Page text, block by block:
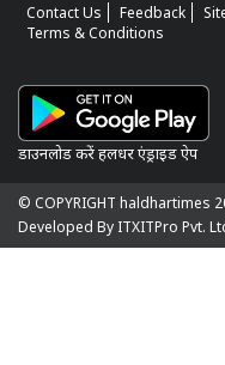
Contact Us Feedback
Terms & Conditions
डाउनलोड करें हलधर एंड्राइड ऐप
© COPYRIGHT haldhartimes
Developed By ITXITPro Pvt.